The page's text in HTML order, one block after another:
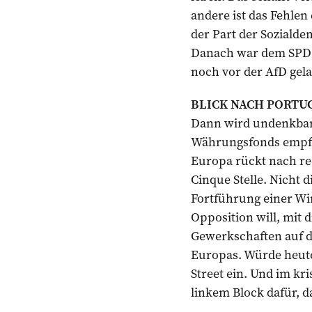
andere ist das
der Part der
Danach war dem
noch vor der AfD
BLICK NACH
Dann wird
Währungsfonds
Europa rückt nach
Cinque Stelle. Nicht
Fortführung einer
Opposition will, mit
Gewerkschaften auf
Europas. Würde
Street ein. Und im
linkem Block dafür,